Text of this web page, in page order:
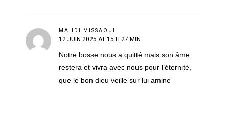
MAHDI MISSAOUI
12 JUIN 2025 AT 15 H 27 MIN
Notre bosse nous a quitté mais son âme
restera et vivra avec nous pour l’éternité,
que le bon dieu veille sur lui amine